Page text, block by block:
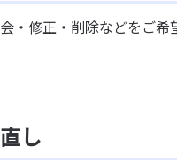
・修正・削除などをご
し